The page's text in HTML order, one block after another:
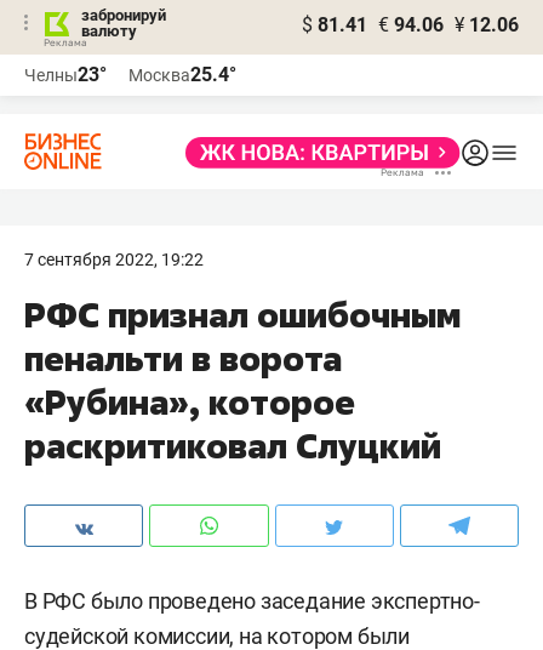
забронируй
валюту
$ 81.41 € 94.06 ¥ 12.06
Челны23° Москва25.4°
7 сентября 2022, 19:22
РФС признал ошибочным
пенальти в ворота
«Рубина», которое
раскритиковал Слуцкий
В РФС было проведено заседание экспертно-
судейской комиссии, на котором были